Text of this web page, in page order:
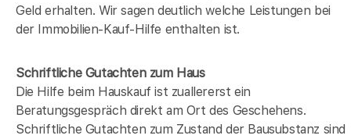
Geld erhalten. Wir sagen deutlich welche Leistungen bei
der Immobilien-Kauf-Hilfe enthalten ist.
Schriftliche Gutachten zum Haus
Die Hilfe beim Hauskauf ist zuallererst ein
Beratungsgespräch direkt am Ort des Geschehens.
Schriftliche Gutachten zum Zustand der Bausubstanz sind